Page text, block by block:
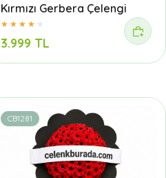
Kırmızı Gerbera Çelengi
3.999 TL
CB1281